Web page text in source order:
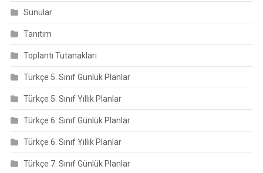
Sunular
Tanıtım
Toplantı Tutanakları
Türkçe 5. Sınıf Günlük Planlar
Türkçe 5. Sınıf Yıllık Planlar
Türkçe 6. Sınıf Günlük Planlar
Türkçe 6. Sınıf Yıllık Planlar
Türkçe 7. Sınıf Günlük Planlar